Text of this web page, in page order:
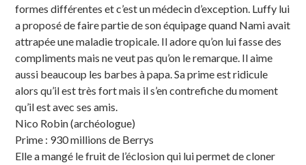
formes différentes et c’est un médecin d’exception. Luffy lui
a proposé de faire partie de son équipage quand Nami avait
attrapée une maladie tropicale. Il adore qu’on lui fasse des
compliments mais ne veut pas qu’on le remarque. Il aime
aussi beaucoup les barbes à papa. Sa prime est ridicule
alors qu’il est très fort mais il s’en contrefiche du moment
qu’il est avec ses amis.
Nico Robin (archéologue)
Prime : 930 millions de Berrys
Elle a mangé le fruit de l’éclosion qui lui permet de cloner